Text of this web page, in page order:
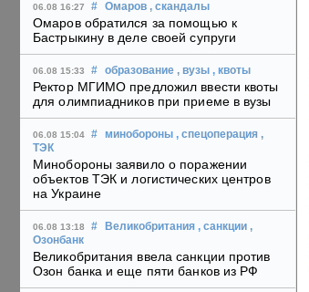
06.08 16:27 # Омаров , скандалы
Омаров обратился за помощью к
Бастрыкину в деле своей супруги
06.08 15:33 # образование , вузы , квоты
Ректор МГИМО предложил ввести квоты
для олимпиадников при приеме в вузы
06.08 15:04 # минобороны , спецоперация ,
ТЭК
Минобороны заявило о поражении
объектов ТЭК и логистических центров
на Украине
06.08 13:18 # Великобритания , санкции ,
Озонбанк
Великобритания ввела санкции против
Озон банка и еще пяти банков из РФ